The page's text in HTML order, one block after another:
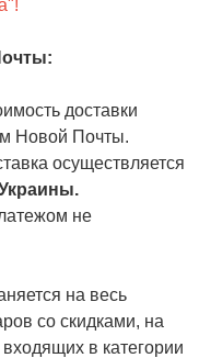
:
доставки
Новой Почты.
осуществляется
не
на весь
со скидками, на
в категории